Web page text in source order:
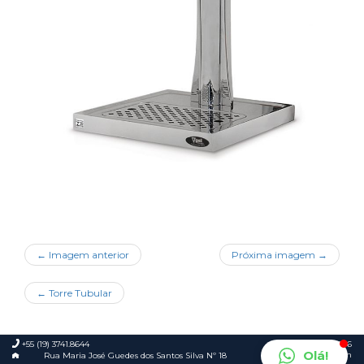
← Imagem anterior Próxima imagem →
← Torre Tubular
+55 (19) 3741.8644
Rua Maria José Guedes dos Santos Silva Nº 18
© 2026
Foca.in
Olá!